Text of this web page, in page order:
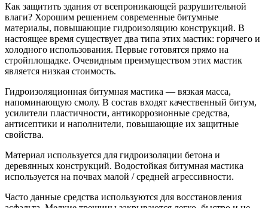
Как защитить здания от всепроникающей разрушительной
влаги? Хорошим решением современные битумные
материалы, повышающие гидроизоляцию конструкций. В
настоящее время существует два типа этих мастик: горячего и
холодного использования. Первые готовятся прямо на
стройплощадке. Очевидным преимуществом этих мастик
является низкая стоимость.
Гидроизоляционная битумная мастика — вязкая масса,
напоминающую смолу. В состав входят качественный битум,
усилители пластичности, антикоррозионные средства,
антисептики и наполнители, повышающие их защитные
свойства.
Материал используется для гидроизоляции бетона и
деревянных конструкций. Водостойкая битумная мастика
используется на почвах малой / средней агрессивности.
Часто данные средства используются для восстановления